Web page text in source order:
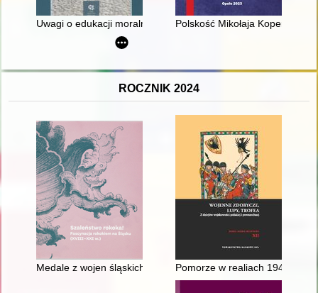
Uwagi o edukacji moralnej synów szlacheckich w XVI-
Polskość Mikołaja Kopernika z
ROCZNIK 2024
Medale z wojen śląskich Pomorze w realiach 1945 roku